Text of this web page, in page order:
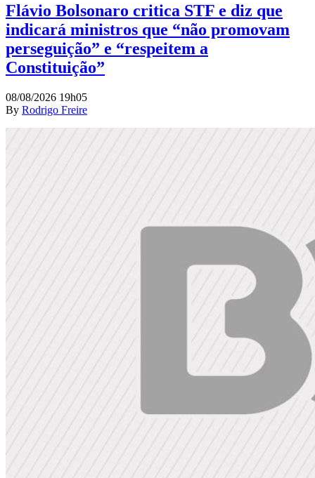
Flávio Bolsonaro critica STF e diz que
indicará ministros que “não promovam
perseguição” e “respeitem a
Constituição”
08/08/2026 19h05
By Rodrigo Freire